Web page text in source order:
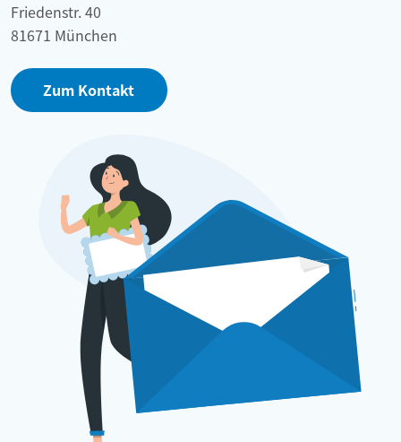
Friedenstr. 40
81671 München
Zum Kontakt